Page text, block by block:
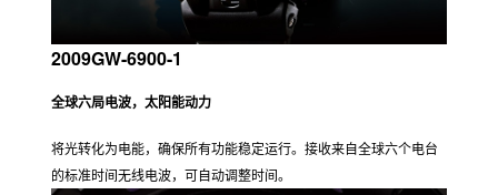
2009GW-6900-1
全球六局电波，太阳能动力
将光转化为电能，确保所有功能稳定运行。接收来自全球六个电台
的标准时间无线电波，可自动调整时间。